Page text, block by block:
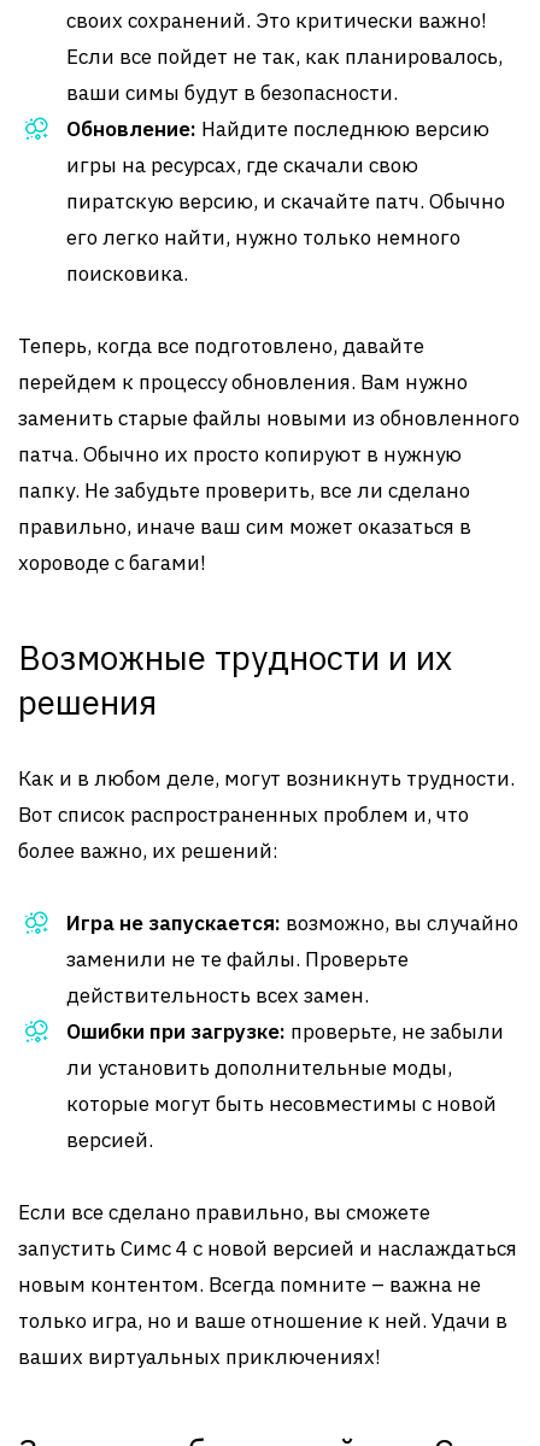
своих сохранений. Это критически важно!
Если все пойдет не так, как планировалось,
ваши симы будут в безопасности.
Обновление: Найдите последнюю версию
игры на ресурсах, где скачали свою
пиратскую версию, и скачайте патч. Обычно
его легко найти, нужно только немного
поисковика.
Теперь, когда все подготовлено, давайте
перейдем к процессу обновления. Вам нужно
заменить старые файлы новыми из обновленного
патча. Обычно их просто копируют в нужную
папку. Не забудьте проверить, все ли сделано
правильно, иначе ваш сим может оказаться в
хороводе с багами!
Возможные трудности и их
решения
Как и в любом деле, могут возникнуть трудности.
Вот список распространенных проблем и, что
более важно, их решений:
Игра не запускается: возможно, вы случайно
заменили не те файлы. Проверьте
действительность всех замен.
Ошибки при загрузке: проверьте, не забыли
ли установить дополнительные моды,
которые могут быть несовместимы с новой
версией.
Если все сделано правильно, вы сможете
запустить Симс 4 с новой версией и наслаждаться
новым контентом. Всегда помните – важна не
только игра, но и ваше отношение к ней. Удачи в
ваших виртуальных приключениях!